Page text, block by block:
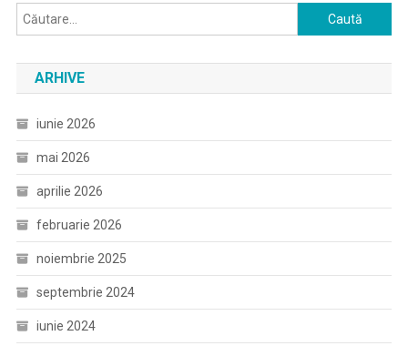
Caută
după:
ARHIVE
iunie 2026
mai 2026
aprilie 2026
februarie 2026
noiembrie 2025
septembrie 2024
iunie 2024